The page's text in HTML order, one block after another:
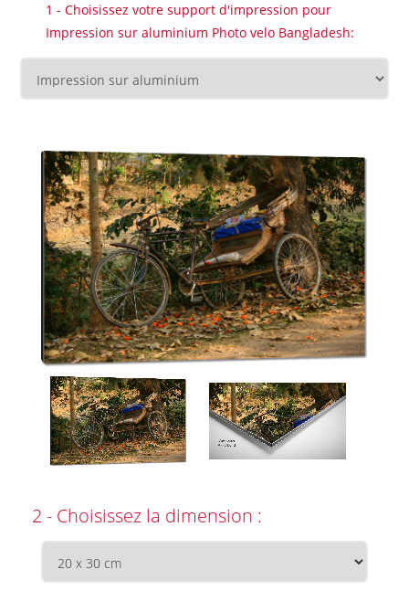
1 - Choisissez votre support d'impression pour
Impression sur aluminium Photo velo Bangladesh:
2 - Choisissez la dimension :